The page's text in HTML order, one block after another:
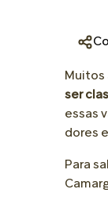
Muitos
ser
essas
dores
Para